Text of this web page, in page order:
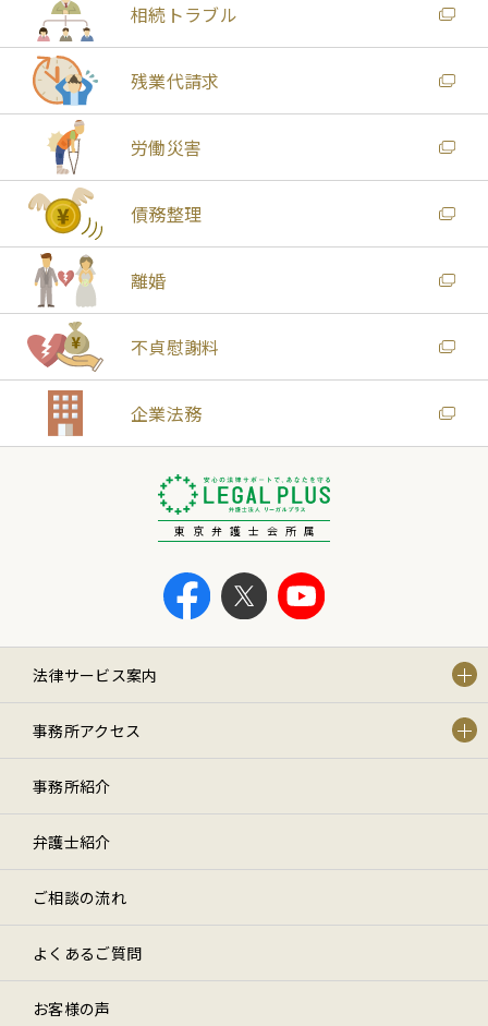
相続トラブル
残業代請求
労働災害
債務整理
離婚
不貞慰謝料
企業法務
東京弁護士会所属
法律サービス案内
事務所アクセス
事務所紹介
弁護士紹介
ご相談の流れ
よくあるご質問
お客様の声